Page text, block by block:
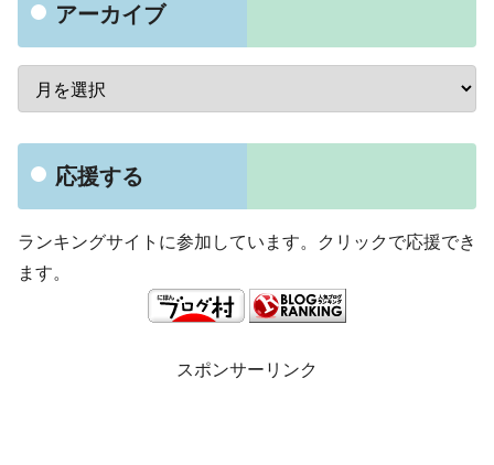
アーカイブ
応援する
ランキングサイトに参加しています。クリックで応援でき
ます。
スポンサーリンク